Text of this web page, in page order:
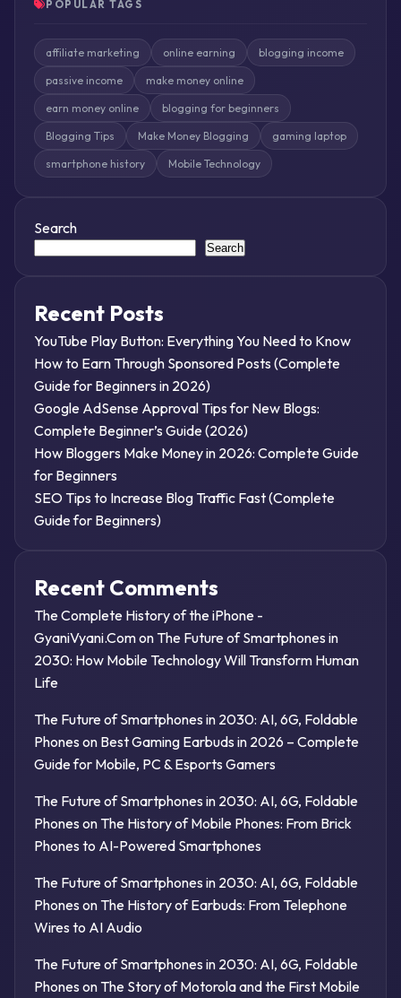
POPULAR TAGS
affiliate marketing online earning blogging income
passive income make money online
earn money online blogging for beginners
Blogging Tips Make Money Blogging gaming laptop
smartphone history Mobile Technology
Search
Search
Recent Posts
YouTube Play Button: Everything You Need to Know
How to Earn Through Sponsored Posts (Complete
Guide for Beginners in 2026)
Google AdSense Approval Tips for New Blogs:
Complete Beginner’s Guide (2026)
How Bloggers Make Money in 2026: Complete Guide
for Beginners
SEO Tips to Increase Blog Traffic Fast (Complete
Guide for Beginners)
Recent Comments
The Complete History of the iPhone -
GyaniVyani.Comon The Future of Smartphones in
2030: How Mobile Technology Will Transform Human
Life
The Future of Smartphones in 2030: AI, 6G, Foldable
Phones on Best Gaming Earbuds in 2026 – Complete
Guide for Mobile, PC & Esports Gamers
The Future of Smartphones in 2030: AI, 6G, Foldable
Phones on The History of Mobile Phones: From Brick
Phones to AI-Powered Smartphones
The Future of Smartphones in 2030: AI, 6G, Foldable
Phones on The History of Earbuds: From Telephone
Wires to AI Audio
The Future of Smartphones in 2030: AI, 6G, Foldable
Phones on The Story of Motorola and the First Mobile